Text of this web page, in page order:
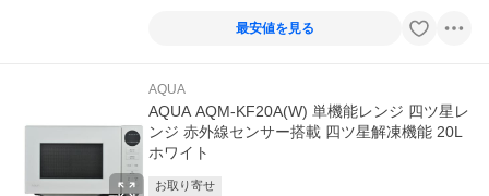
最安値を見る
AQUA
AQUA AQM-KF20A(W) 単機能レンジ 四ツ星レ
ンジ 赤外線センサー搭載 四ツ星解凍機能 20L
ホワイト
お取り寄せ